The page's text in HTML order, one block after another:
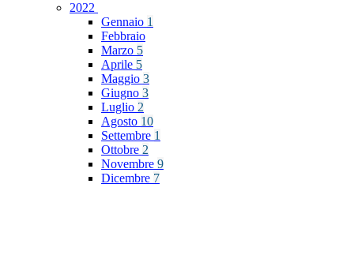
2022
Gennaio 1
Febbraio
Marzo 5
Aprile 5
Maggio 3
Giugno 3
Luglio 2
Agosto 10
Settembre 1
Ottobre 2
Novembre 9
Dicembre 7